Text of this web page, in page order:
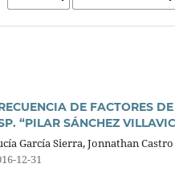
DE FACTORES
“PILAR SÁNCHEZ
García Sierra, Jonnathan
12-31